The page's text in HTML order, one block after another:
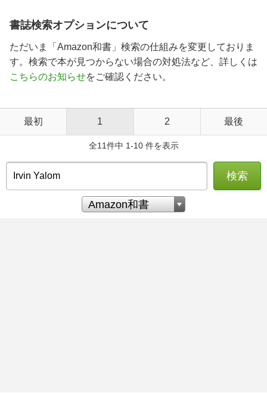
書誌検索オプションについて
ただいま「Amazon和書」検索の仕組みを変更しておりま
す。検索で本が見つからない場合の対処法など、詳しくは
こちらのお知らせをご確認ください。
最初 1 2 最後
全11件中 1-10 件を表示
検索